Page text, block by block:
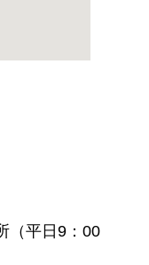
（平日9：00